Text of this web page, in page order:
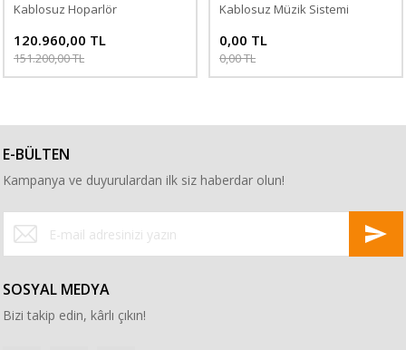
Kablosuz Hoparlör
120.960,00 TL
151.200,00 TL
Kablosuz Müzik Sistemi
0,00 TL
0,00 TL
E-BÜLTEN
Kampanya ve duyurulardan ilk siz haberdar olun!
SOSYAL MEDYA
Bizi takip edin, kârlı çıkın!